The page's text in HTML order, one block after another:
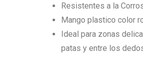
Resistentes a la
Mango plastico color
Ideal para zonas
patas y entre los